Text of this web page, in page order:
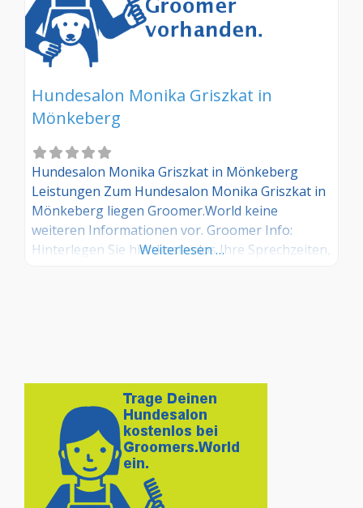
Hundesalon Monika Griszkat in
Mönkeberg
Hundesalon Monika Griszkat in Mönkeberg
Leistungen Zum Hundesalon Monika Griszkat in
Mönkeberg liegen Groomer.World keine
weiteren Informationen vor. Groomer Info:
Hinterlegen Sie hier kostenlos Ihre Sprechzeiten,
Weiterlesen …